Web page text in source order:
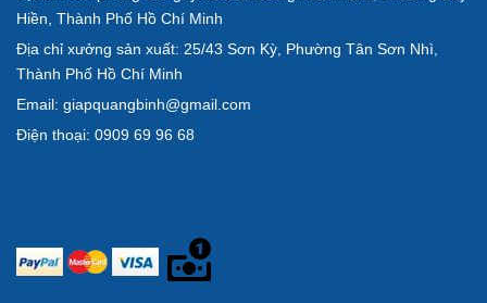
Hiền, Thành Phố Hồ Chí Minh
Địa chỉ xưởng sản xuất: 25/43 Sơn Kỳ, Phường Tân Sơn Nhì,
Thành Phố Hồ Chí Minh
Email: giapquangbinh@gmail.com
Điện thoại: 0909 69 96 68